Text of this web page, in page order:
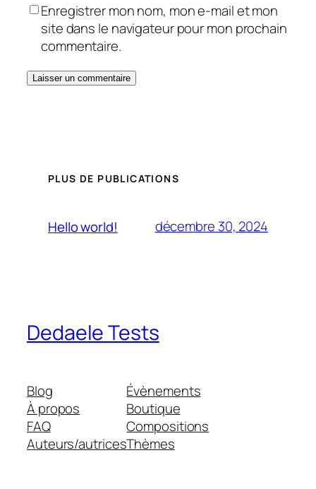
Enregistrer mon nom, mon e-mail et mon
site dans le navigateur pour mon prochain
commentaire.
PLUS DE PUBLICATIONS
Hello world! décembre 30, 2024
Dedaele Tests
Blog
À propos
FAQ
Auteurs/autrices
Évènements
Boutique
Compositions
Thèmes